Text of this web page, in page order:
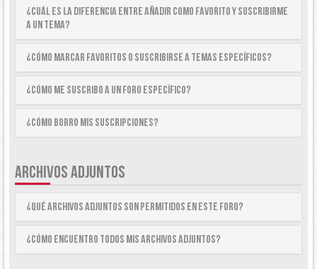
¿Cuál es la diferencia entre añadir como Favorito y suscribirme
a un tema?
¿Cómo marcar Favoritos o suscribirse a temas específicos?
¿Cómo me suscribo a un foro específico?
¿Cómo borro mis suscripciones?
ARCHIVOS ADJUNTOS
¿Qué archivos adjuntos son permitidos en este foro?
¿Cómo encuentro todos mis archivos adjuntos?